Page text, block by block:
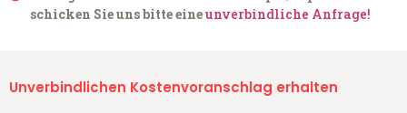
schicken Sie uns bitte eineunverbindliche Anfrage!
Unverbindlichen Kostenvoranschlag erhalten